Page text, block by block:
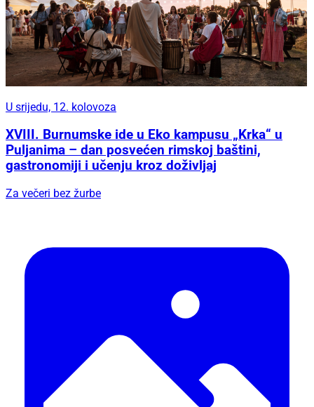
U srijedu, 12. kolovoza
XVIII. Burnumske ide u Eko kampusu „Krka“ u
Puljanima – dan posvećen rimskoj baštini,
gastronomiji i učenju kroz doživljaj
Za večeri bez žurbe